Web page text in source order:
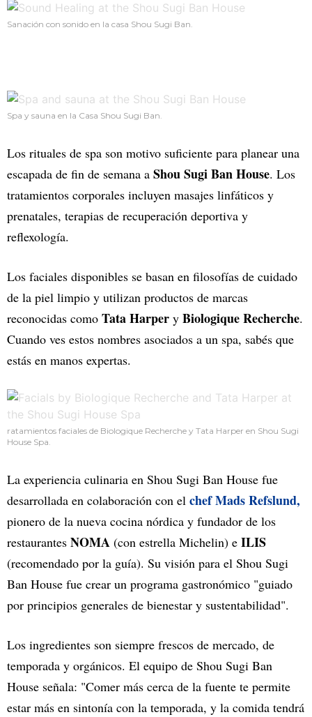
Sanación con sonido en la casa Shou Sugi Ban.
Spa y sauna en la Casa Shou Sugi Ban.
Los rituales de spa son motivo suficiente para planear una
escapada de fin de semana a Shou Sugi Ban House. Los
tratamientos corporales incluyen masajes linfáticos y
prenatales, terapias de recuperación deportiva y
reflexología.
Los faciales disponibles se basan en filosofías de cuidado
de la piel limpio y utilizan productos de marcas
reconocidas como Tata Harper y Biologique Recherche.
Cuando ves estos nombres asociados a un spa, sabés que
estás en manos expertas.
ratamientos faciales de Biologique Recherche y Tata Harper en Shou Sugi
House Spa.
La experiencia culinaria en Shou Sugi Ban House fue
desarrollada en colaboración con el chef Mads Refslund,
pionero de la nueva cocina nórdica y fundador de los
restaurantes NOMA (con estrella Michelin) e ILIS
(recomendado por la guía). Su visión para el Shou Sugi
Ban House fue crear un programa gastronómico "guiado
por principios generales de bienestar y sustentabilidad".
Los ingredientes son siempre frescos de mercado, de
temporada y orgánicos. El equipo de Shou Sugi Ban
House señala: "Comer más cerca de la fuente te permite
estar más en sintonía con la temporada, y la comida tendrá